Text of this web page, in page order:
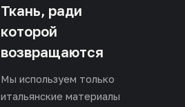
Ткань, ради
которой
возвращаются
Мы используем только
итальянские материалы